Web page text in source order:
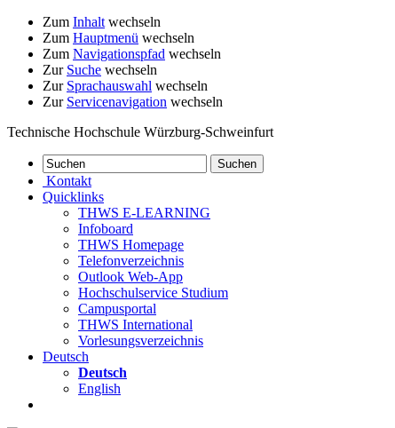
Zum Inhalt wechseln
Zum Hauptmenü wechseln
Zum Navigationspfad wechseln
Zur Suche wechseln
Zur Sprachauswahl wechseln
Zur Servicenavigation wechseln
Technische Hochschule Würzburg-Schweinfurt
Kontakt
Quicklinks
THWS E-LEARNING
Infoboard
THWS Homepage
Telefonverzeichnis
Outlook Web-App
Hochschulservice Studium
Campusportal
THWS International
Vorlesungsverzeichnis
Deutsch
Deutsch
English